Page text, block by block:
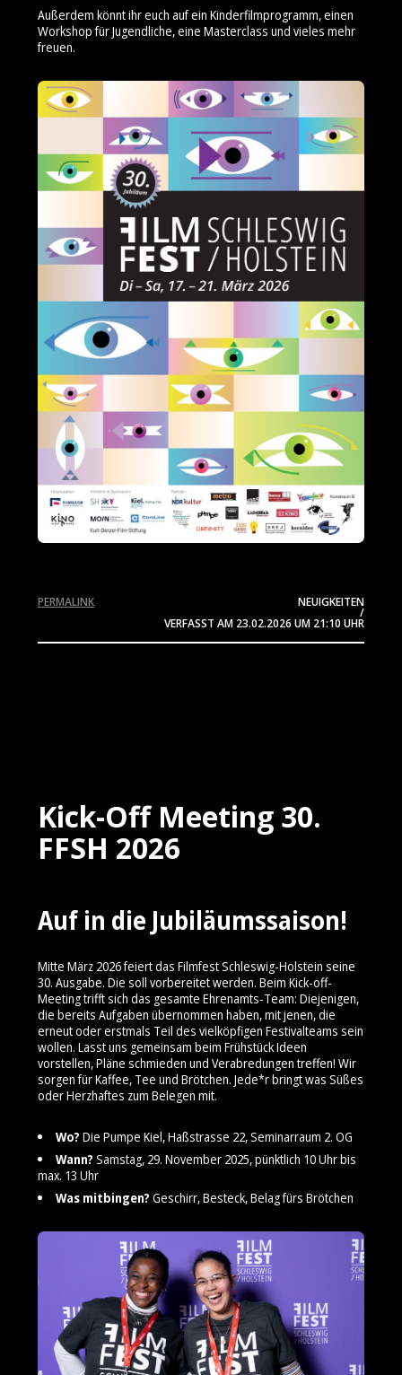
Außerdem könnt ihr euch auf ein Kinderfilmprogramm, einen
Workshop für Jugendliche, eine Masterclass und vieles mehr
freuen.
NEUIGKEITEN
/
VERFASST AM 23.02.2026 UM 21:10 UHR
PERMALINK
Kick-Off Meeting 30.
FFSH 2026
Auf in die Jubiläumssaison!
Mitte März 2026 feiert das Filmfest Schleswig-Holstein seine
30. Ausgabe. Die soll vorbereitet werden. Beim Kick-off-
Meeting trifft sich das gesamte Ehrenamts-Team: Diejenigen,
die bereits Aufgaben übernommen haben, mit jenen, die
erneut oder erstmals Teil des vielköpfigen Festivalteams sein
wollen. Lasst uns gemeinsam beim Frühstück Ideen
vorstellen, Pläne schmieden und Verabredungen treffen! Wir
sorgen für Kaffee, Tee und Brötchen. Jede*r bringt was Süßes
oder Herzhaftes zum Belegen mit.
Wo? Die Pumpe Kiel, Haßstrasse 22, Seminarraum 2. OG
Wann? Samstag, 29. November 2025, pünktlich 10 Uhr bis
max. 13 Uhr
Was mitbingen? Geschirr, Besteck, Belag fürs Brötchen